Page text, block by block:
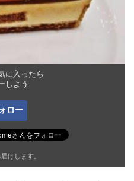
に入ったら
しよう
ロー
けします。